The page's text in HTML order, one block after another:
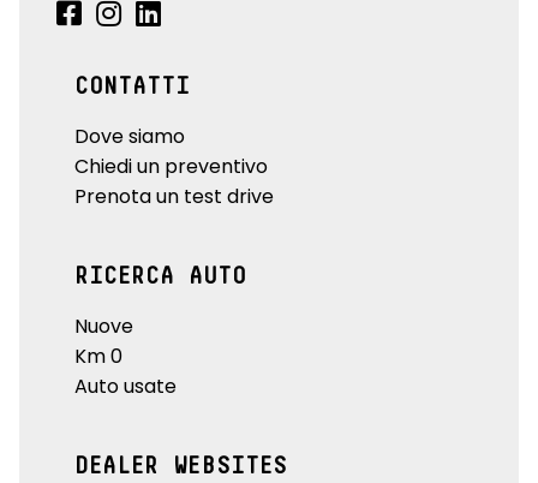
CONTATTI
Dove siamo
Chiedi un preventivo
Prenota un test drive
RICERCA AUTO
Nuove
Km 0
Auto usate
DEALER WEBSITES